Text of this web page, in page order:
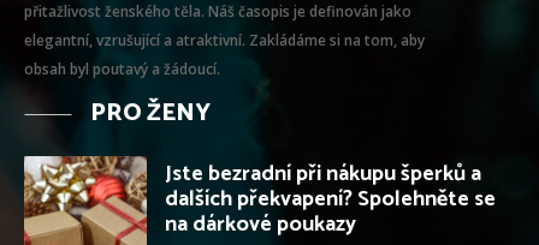
přitažlivost ženského těla. Náš časopis je definován jako
elegantní, vzrušující a atraktivní. Zakládáme si na tom, aby
obsah byl poutavý a žádoucí.
PRO ŽENY
Jste bezradní při nákupu šperků a
dalších překvapení? Spolehněte se
na dárkové poukazy